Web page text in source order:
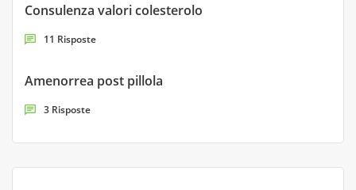
Consulenza valori colesterolo
11 Risposte
Amenorrea post pillola
3 Risposte